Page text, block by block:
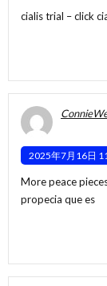
cialis trial –click
2025年7月16日
More peace
propecia que es